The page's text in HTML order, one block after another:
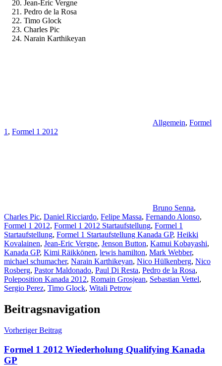
Jean-Eric Vergne
Pedro de la Rosa
Timo Glock
Charles Pic
Narain Karthikeyan
Allgemein, Formel
1 , Formel 1 2012
Bruno Senna,
Charles Pic, Daniel Ricciardo, Felipe Massa, Fernando Alonso,
Formel 1 2012, Formel 1 2012 Startaufstellung, Formel 1
Startaufstellung, Formel 1 Startaufstellung Kanada GP, Heikki
Kovalainen, Jean-Eric Vergne, Jenson Button, Kamui Kobayashi,
Kanada GP, Kimi Räikkönen, lewis hamilton, Mark Webber,
michael schumacher, Narain Karthikeyan, Nico Hülkenberg, Nico
Rosberg, Pastor Maldonado, Paul Di Resta, Pedro de la Rosa,
Poleposition Kanada 2012, Romain Grosjean, Sebastian Vettel,
Sergio Perez, Timo Glock, Witali Petrow
Beitragsnavigation
Vorheriger Beitrag
Formel 1 2012 Wiederholung Qualifying Kanada
GP